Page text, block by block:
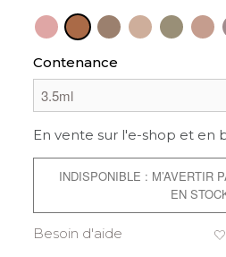
Contenance
En vente sur l'e-shop et en
INDISPONIBLE : M’AVERTIR
EN
Besoin d'aide